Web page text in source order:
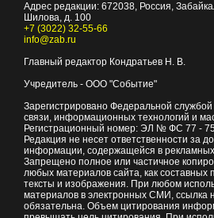
Адрес редакции: 672038, Россия,
Шилова, д. 100
+7 (3022) 32-55-66
info@zab.ru
Главный редактор Кондратьев Н. В.
Учредитель - ООО "Событие"
Зарегистрировано Федеральной
связи, информационных технологий и
Регистрационный номер: ЭЛ № ФС 77 -
Редакция не несет ответственности за
информации, содержащейся в
Запрещено полное или частичное
любых материалов сайта, как составных
тексты и изображения. При любом
материалов в электронных СМИ, ссылка
обязательна. Объем цитирования